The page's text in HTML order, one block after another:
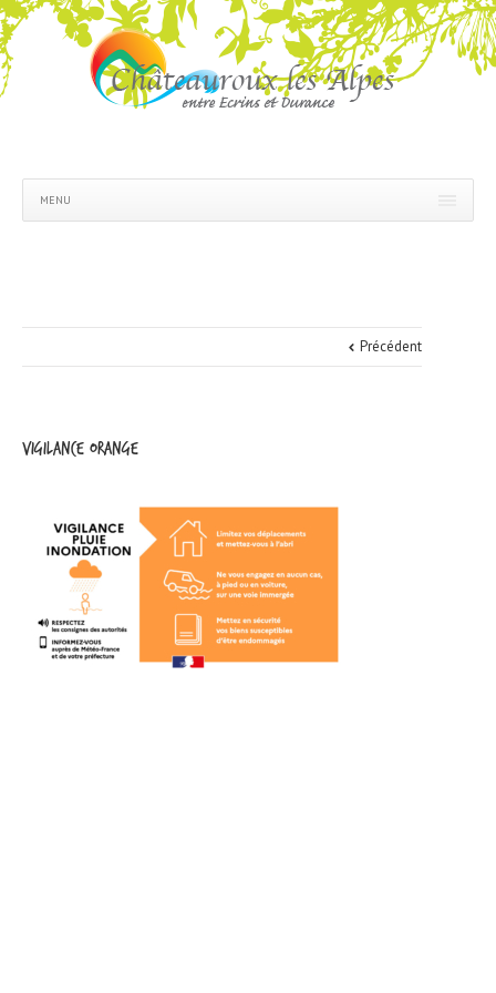
MENU
Précédent
vigilance orange